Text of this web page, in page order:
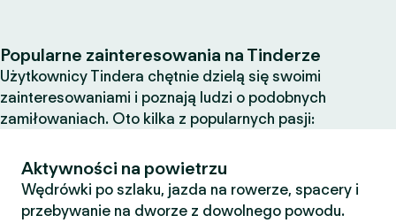
Popularne zainteresowania na Tinderze
Użytkownicy Tindera chętnie dzielą się swoimi
zainteresowaniami i poznają ludzi o podobnych
zamiłowaniach. Oto kilka z popularnych pasji:
Aktywności na powietrzu
Wędrówki po szlaku, jazda na rowerze, spacery i
przebywanie na dworze z dowolnego powodu.